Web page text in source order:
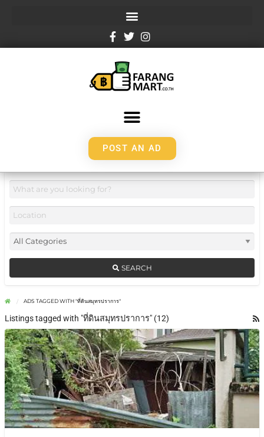
POST AN AD
SEARCH
ADS TAGGED WITH "ที่ดินสมุทรปราการ"
Listings tagged with "ที่ดินสมุทรปราการ" (12)